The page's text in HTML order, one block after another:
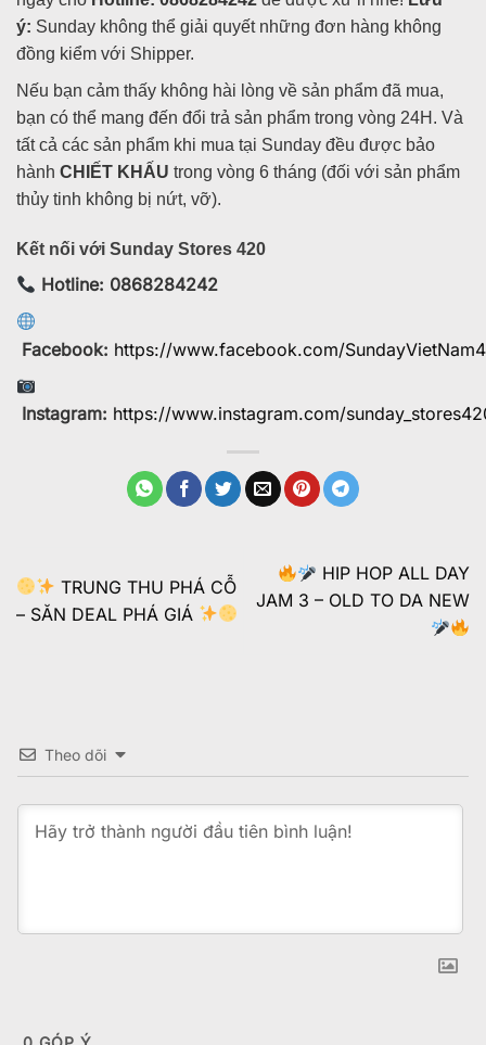
ý: Sunday không thể giải quyết những đơn hàng không
đồng kiểm với Shipper.
Nếu bạn cảm thấy không hài lòng về sản phẩm đã mua,
bạn có thể mang đến đổi trả sản phẩm trong vòng 24H. Và
tất cả các sản phẩm khi mua tại Sunday đều được bảo
hành CHIẾT KHẤU trong vòng 6 tháng (đối với sản phẩm
thủy tinh không bị nứt, vỡ).
Kết nối với Sunday Stores 420
Hotline: 0868284242
Facebook: https://www.facebook.com/
Instagram: https://www.instagram.com/
TRUNG THU PHÁ CỖ
– SĂN DEAL PHÁ GIÁ
HIP HOP ALL DAY
JAM 3 – OLD TO DA NEW
Theo dõi